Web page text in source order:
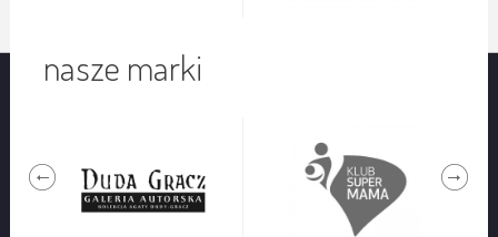
nasze marki